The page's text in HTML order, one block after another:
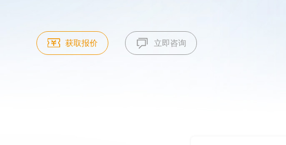
获取报价 立即咨询